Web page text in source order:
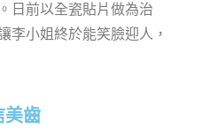
日前以全瓷貼片做為治
李小姐終於能笑臉迎人，
美齒